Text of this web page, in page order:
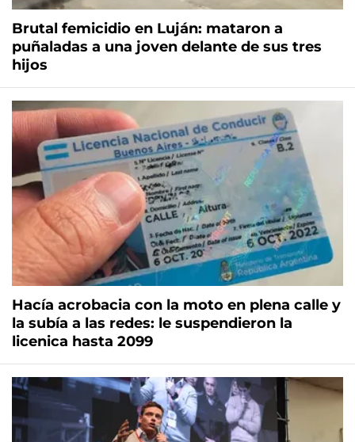
Brutal femicidio en Luján: mataron a
puñaladas a una joven delante de sus tres
hijos
Hacía acrobacia con la moto en plena calle y
la subía a las redes: le suspendieron la
licenica hasta 2099